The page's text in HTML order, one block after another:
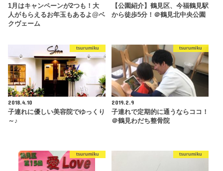
1月はキャンペーンが2つも！大
人がもらえるお年玉もあるよ@ベ
クヴェーム
【公園紹介】鶴見区、今福鶴見駅
から徒歩5分！＠鶴見北中央公園
tsurumiku
2018.4.10
子連れに優しい美容院でゆっくり
～♪
tsurumiku
2019.2.9
子連れで定期的に通うならココ！
＠鶴見わだち整骨院
tsurumiku tsurumiku